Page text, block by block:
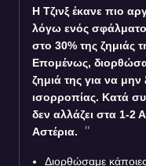
Η Τζινξ έκανε πιο
λόγω ενός
στο 30% της ζημιάς
Επομένως,
ζημιά της για να
ισορροπίας. Κατά
δεν αλλάζει στα 1-2
Αστέρια.
Διορθώσαμε